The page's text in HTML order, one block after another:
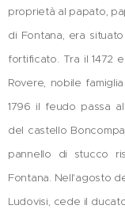
proprietà al papato,
di Fontana, era
fortificato. Tra il 1472
Rovere, nobile
1796 il feudo passa
del castello
pannello di stucco
Fontana. Nell'agosto
Ludovisi, cede il